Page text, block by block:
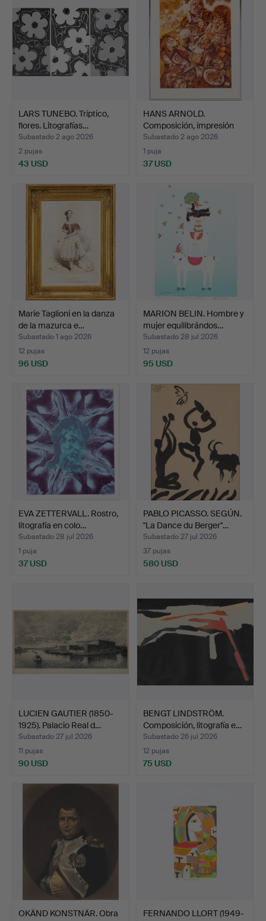
LARS TUNEBO. Tríptico,
flores. Litografías…
Subastado 2 ago 2026
2 pujas
43 USD
HANS ARNOLD.
Composición, impresión
offset…
Subastado 2 ago 2026
1 puja
37 USD
Marie Taglioni en la danza
de la mazurca e…
Subastado 1 ago 2026
12 pujas
96 USD
MARION BELIN. Hombre y
mujer equilibrándos…
Subastado 28 jul 2026
12 pujas
95 USD
EVA ZETTERVALL. Rostro,
litografía en colo…
Subastado 28 jul 2026
1 puja
37 USD
PABLO PICASSO. SEGÚN.
"La Dance du Berger"…
Subastado 27 jul 2026
37 pujas
580 USD
LUCIEN GAUTIER (1850-
1925). Palacio Real d…
Subastado 27 jul 2026
11 pujas
90 USD
BENGT LINDSTRÖM.
Composición, litografía e…
Subastado 26 jul 2026
12 pujas
75 USD
OKÄND KONSTNÄR. Obra
FERNANDO LLORT (1949-